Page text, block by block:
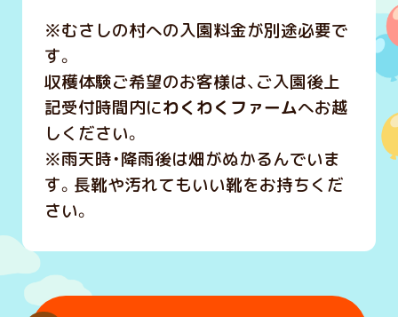
※むさしの村への入園料金が別途必要で
す。
収穫体験ご希望のお客様は、ご入園後上
記受付時間内にわくわくファームへお越
しください。
※雨天時・降雨後は畑がぬかるんでいま
す。長靴や汚れてもいい靴をお持ちくだ
さい。